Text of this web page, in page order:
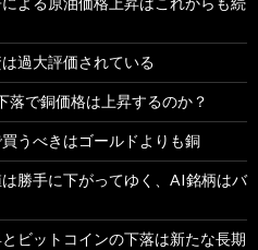
過大評価されている
落で銅価格は上昇するのか？
うべきはゴールドよりも銅
勝手に下がってゆく、AI銘柄はバ
ビットコインの下落は新たな長期